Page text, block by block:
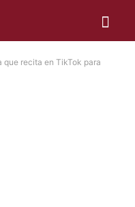
que recita en TikTok para